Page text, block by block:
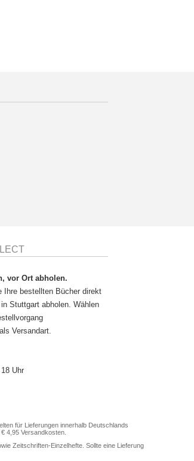
vor Ort abholen.
Ihre bestellten Bücher direkt
Stuttgart abholen. Wählen
Versandart.
Uhr
für Lieferungen innerhalb Deutschlands
4,95 Versandkosten.
Zeitschriften-Einzelhefte. Sollte eine Lieferung